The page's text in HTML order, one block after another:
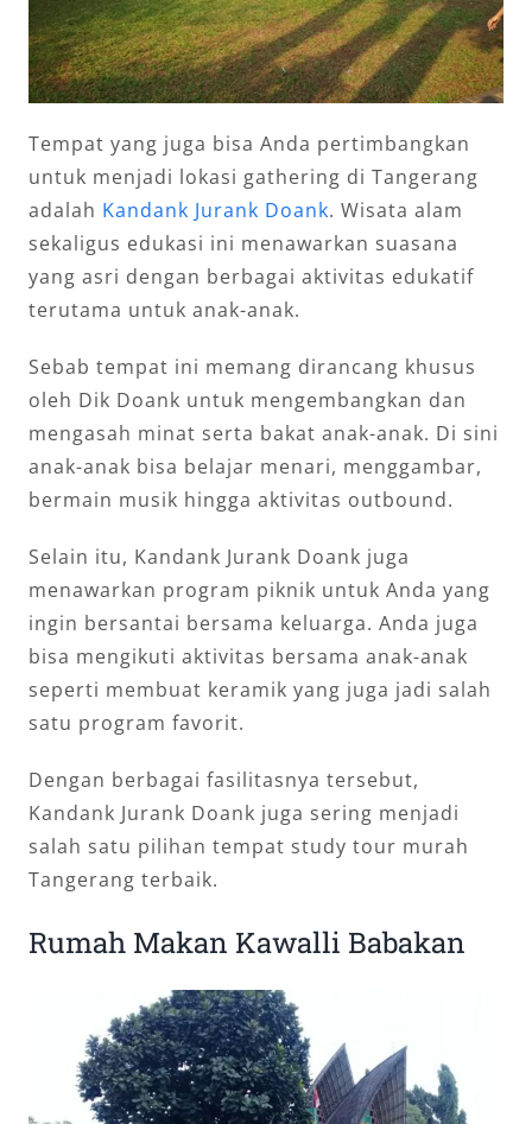
Tempat yang juga bisa Anda pertimbangkan
untuk menjadi lokasi gathering di Tangerang
adalah Kandank Jurank Doank. Wisata alam
sekaligus edukasi ini menawarkan suasana
yang asri dengan berbagai aktivitas edukatif
terutama untuk anak-anak.
Sebab tempat ini memang dirancang khusus
oleh Dik Doank untuk mengembangkan dan
mengasah minat serta bakat anak-anak. Di sini
anak-anak bisa belajar menari, menggambar,
bermain musik hingga aktivitas outbound.
Selain itu, Kandank Jurank Doank juga
menawarkan program piknik untuk Anda yang
ingin bersantai bersama keluarga. Anda juga
bisa mengikuti aktivitas bersama anak-anak
seperti membuat keramik yang juga jadi salah
satu program favorit.
Dengan berbagai fasilitasnya tersebut,
Kandank Jurank Doank juga sering menjadi
salah satu pilihan tempat study tour murah
Tangerang terbaik.
Rumah Makan Kawalli Babakan